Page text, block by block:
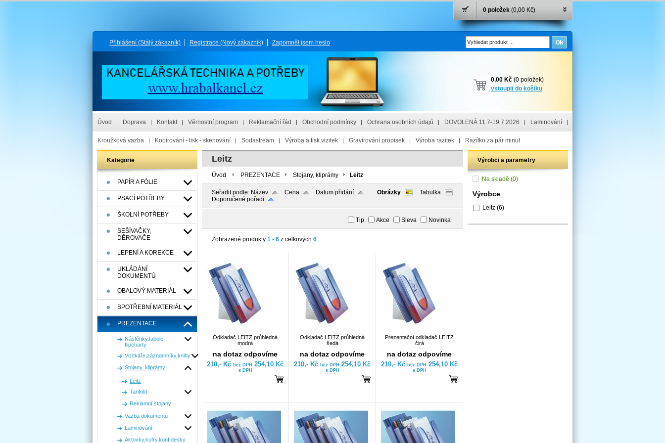
0 položek (0,00 Kč)
Přihlášení (Stálý zákazník) Registrace (Nový zákazník) Zapomněl jsem heslo
0,00 Kč (0 položek)
vstoupit do košíku
Úvod Doprava Kontakt Věrnostní program Reklamační řád Obchodní podmínky Ochrana osobních údajů DOVOLENÁ 11.7-19.7 2026 Laminování
Kroužková vazba Kopírování - tisk - skenování Sodastream Výroba a tisk vizitek Gravírování propisek Výroba razítek Razítko za pár minut
Kategorie
PAPÍR A FÓLIE
PSACÍ POTŘEBY
ŠKOLNÍ POTŘEBY
SEŠÍVAČKY,
DĚROVAČE
LEPENÍ A KOREKCE
UKLÁDÁNÍ
DOKUMENTÚ
OBALOVÝ MATERIÁL
SPOTŘEBNÍ MATERIÁL
PREZENTACE
Nástěnky,tabule,
flipcharty
Vizitkáře,záznamníky,knihy
Stojany, kliprámy
Leitz
Tarifold
Reklamní stojany
Vazba dokumentů
Laminování
Aktovky,kufry,konf.desky
Leitz
Úvod PREZENTACE Stojany, kliprámy Leitz
Seřadit podle: Název Cena
Datum přidání
Doporučené pořadí
Obrázky Tabulka
Tip Akce Sleva Novinka
Zobrazené produkty 1 - 6 z celkových 6
Odkladač LEITZ průhledná
modrá
na dotaz odpovíme
210,- Kč bez DPH 254,10 Kč
s DPH
Odkladač LEITZ průhledná
šedá
na dotaz odpovíme
210,- Kč bez DPH 254,10 Kč
s DPH
Prezentační odkladač LEITZ
čirá
na dotaz odpovíme
210,- Kč bez DPH 254,10 Kč
s DPH
Výrobci a parametry
Na skladě (0)
Výrobce
Leitz (6)